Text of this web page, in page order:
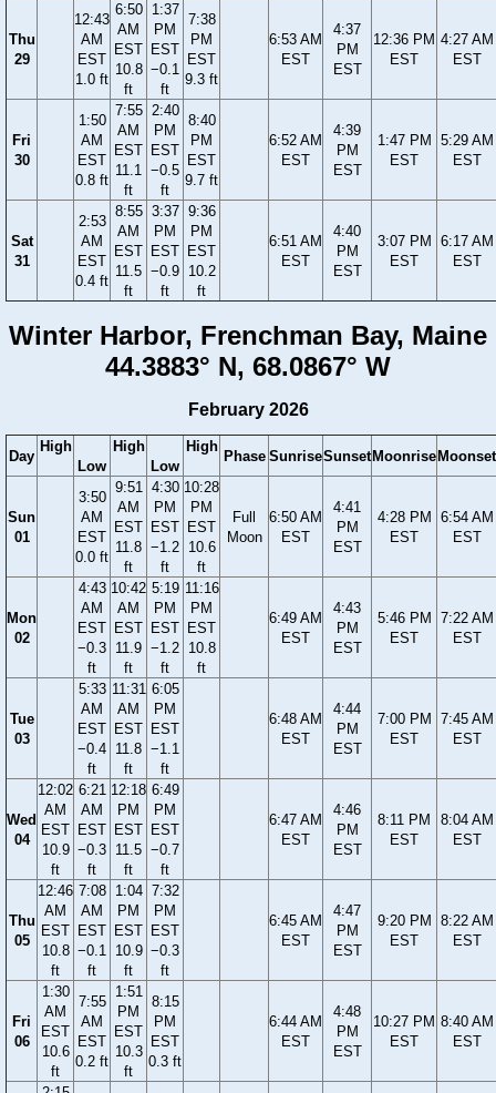
Thu
29
12:43
AM
EST
1.0 ft
6:50
AM
EST
10.8
ft
1:37
PM
EST
−0.1
ft
7:38
PM
EST
9.3 ft
6:53 AM
EST
4:37
PM
EST
12:36 PM
EST
4:27 AM
EST
Fri
30
1:50
AM
EST
0.8 ft
7:55
AM
EST
11.1
ft
2:40
PM
EST
−0.5
ft
8:40
PM
EST
9.7 ft
6:52 AM
EST
4:39
PM
EST
1:47 PM
EST
5:29 AM
EST
Sat
31
2:53
AM
EST
0.4 ft
8:55
AM
EST
11.5
ft
3:37
PM
EST
−0.9
ft
9:36
PM
EST
10.2
ft
6:51 AM
EST
4:40
PM
EST
3:07 PM
EST
6:17 AM
EST
Winter Harbor, Frenchman Bay, Maine
44.3883° N, 68.0867° W
February 2026
Day
High
Low
High
Low
High
Phase SunriseSunset Moonrise Moonset
Sun
01
3:50
AM
EST
0.0 ft
9:51
AM
EST
11.8
ft
4:30
PM
EST
−1.2
ft
10:28
PM
EST
10.6
ft
Full
Moon
6:50 AM
EST
4:41
PM
EST
4:28 PM
EST
6:54 AM
EST
Mon
02
4:43
AM
EST
−0.3
ft
10:42
AM
EST
11.9
ft
5:19
PM
EST
−1.2
ft
11:16
PM
EST
10.8
ft
6:49 AM
EST
4:43
PM
EST
5:46 PM
EST
7:22 AM
EST
Tue
03
5:33
AM
EST
−0.4
ft
11:31
AM
EST
11.8
ft
6:05
PM
EST
−1.1
ft
6:48 AM
EST
4:44
PM
EST
7:00 PM
EST
7:45 AM
EST
Wed
04
12:02
AM
EST
10.9
ft
6:21
AM
EST
−0.3
ft
12:18
PM
EST
11.5
ft
6:49
PM
EST
−0.7
ft
6:47 AM
EST
4:46
PM
EST
8:11 PM
EST
8:04 AM
EST
Thu
05
12:46
AM
EST
10.8
ft
7:08
AM
EST
−0.1
ft
1:04
PM
EST
10.9
ft
7:32
PM
EST
−0.3
ft
6:45 AM
EST
4:47
PM
EST
9:20 PM
EST
8:22 AM
EST
Fri
06
1:30
AM
EST
10.6
ft
7:55
AM
EST
0.2 ft
1:51
PM
EST
10.3
ft
8:15
PM
EST
0.3 ft
6:44 AM
EST
4:48
PM
EST
10:27 PM
EST
8:40 AM
EST